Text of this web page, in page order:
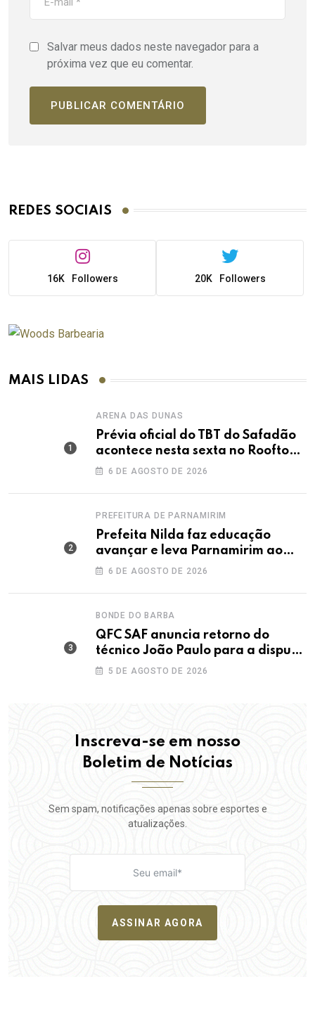
Salvar meus dados neste navegador para a
próxima vez que eu comentar.
REDES SOCIAIS
16K Followers 20K Followers
MAIS LIDAS
ARENA DAS DUNAS
Prévia oficial do TBT do Safadão
acontece nesta sexta no Rooftop
Dunas
6 DE AGOSTO DE 2026
PREFEITURA DE PARNAMIRIM
Prefeita Nilda faz educação
avançar e leva Parnamirim ao
maior IDEB da história dos anos
6 DE AGOSTO DE 2026
BONDE DO BARBA
QFC SAF anuncia retorno do
técnico João Paulo para a disputa
da elite do Campeonato Potiguar
5 DE AGOSTO DE 2026
Inscreva-se em nosso
Boletim de Notícias
Sem spam, notificações apenas sobre esportes e
atualizações.
ASSINAR AGORA